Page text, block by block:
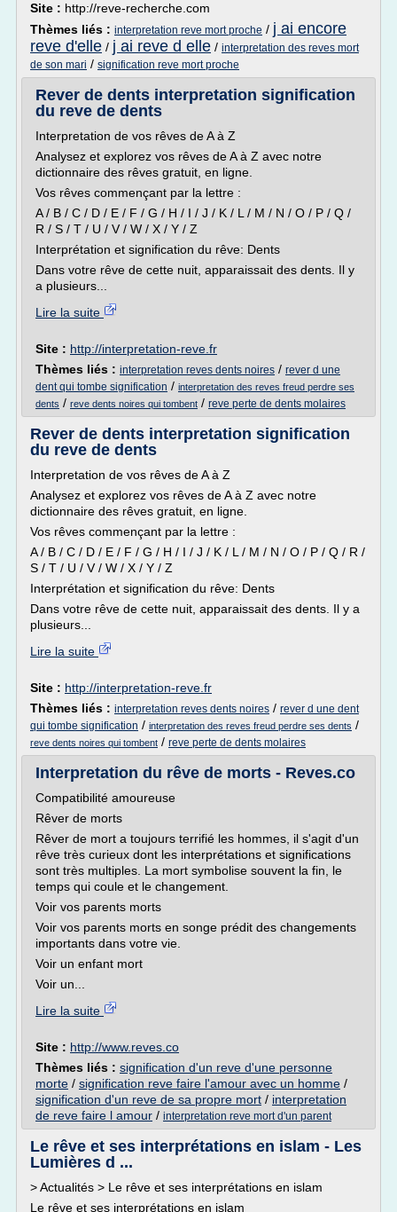
Site : http://reve-recherche.com
Thèmes liés : interpretation reve mort proche / j ai encore
reve d'elle / j ai reve d elle / interpretation des reves mort
de son mari / signification reve mort proche
Rever de dents interpretation signification
du reve de dents
Interpretation de vos rêves de A à Z
Analysez et explorez vos rêves de A à Z avec notre
dictionnaire des rêves gratuit, en ligne.
Vos rêves commençant par la lettre :
A / B / C / D / E / F / G / H / I / J / K / L / M / N / O / P / Q /
R / S / T / U / V / W / X / Y / Z
Interprétation et signification du rêve: Dents
Dans votre rêve de cette nuit, apparaissait des dents. Il y
a plusieurs...
Lire la suite
Site : http://interpretation-reve.fr
Thèmes liés : interpretation reves dents noires / rever d une
dent qui tombe signification / interpretation des reves freud perdre ses
dents / reve dents noires qui tombent / reve perte de dents molaires
Rever de dents interpretation signification
du reve de dents
Interpretation de vos rêves de A à Z
Analysez et explorez vos rêves de A à Z avec notre
dictionnaire des rêves gratuit, en ligne.
Vos rêves commençant par la lettre :
A / B / C / D / E / F / G / H / I / J / K / L / M / N / O / P / Q / R /
S / T / U / V / W / X / Y / Z
Interprétation et signification du rêve: Dents
Dans votre rêve de cette nuit, apparaissait des dents. Il y a
plusieurs...
Lire la suite
Site : http://interpretation-reve.fr
Thèmes liés : interpretation reves dents noires / rever d une dent
qui tombe signification / interpretation des reves freud perdre ses dents /
reve dents noires qui tombent / reve perte de dents molaires
Interpretation du rêve de morts - Reves.co
Compatibilité amoureuse
Rêver de morts
Rêver de mort a toujours terrifié les hommes, il s'agit d'un
rêve très curieux dont les interprétations et significations
sont très multiples. La mort symbolise souvent la fin, le
temps qui coule et le changement.
Voir vos parents morts
Voir vos parents morts en songe prédit des changements
importants dans votre vie.
Voir un enfant mort
Voir un...
Lire la suite
Site : http://www.reves.co
Thèmes liés : signification d'un reve d'une personne
morte / signification reve faire l'amour avec un homme /
signification d'un reve de sa propre mort / interpretation
de reve faire l amour / interpretation reve mort d'un parent
Le rêve et ses interprétations en islam - Les
Lumières d ...
> Actualités > Le rêve et ses interprétations en islam
Le rêve et ses interprétations en islam